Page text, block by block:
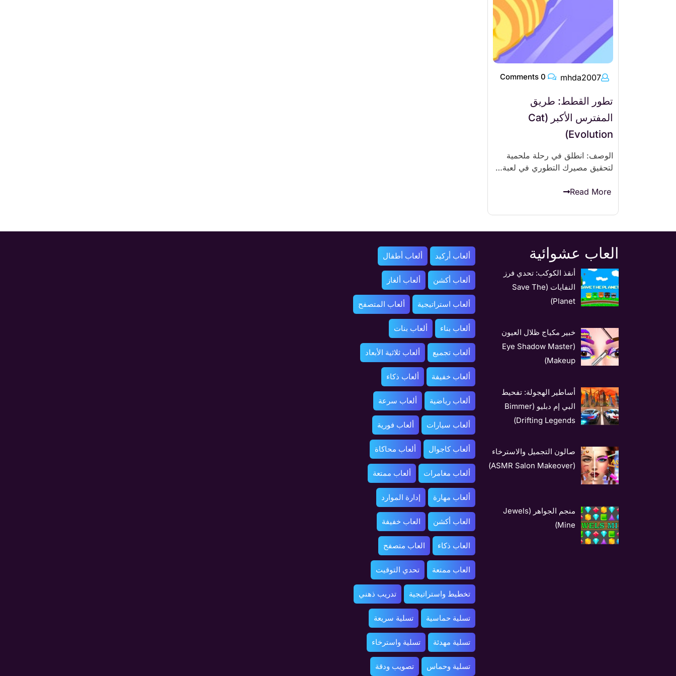
mhda2007
تطور القطط: طريق
المفترس الأكبر (Cat
Evolution)
الوصف: انطلق في رحلة ملحمية
لتحقيق مصيرك التطوري في لعبة…
Read More
العاب عشوائية
أنقذ الكوكب: تحدي فرز
النفايات (Save The
Planet)
خبير مكياج ظلال العيون
(Eye Shadow Master
Makeup)
أساطير الهجولة: تفحيط
البي إم دبليو (Bimmer
Drifting Legends)
صالون التجميل والاسترخاء
(ASMR Salon Makeover)
منجم الجواهر (Jewels
Mine)
ألعاب أركيد ألعاب أطفال
ألعاب أكشن ألعاب ألغاز
ألعاب استراتيجية ألعاب المتصفح
ألعاب بناء ألعاب بنات
ألعاب تجميع ألعاب ثلاثية الأبعاد
ألعاب خفيفة ألعاب ذكاء
ألعاب رياضية ألعاب سرعة
ألعاب سيارات ألعاب فورية
ألعاب كاجوال ألعاب محاكاة
ألعاب مغامرات ألعاب ممتعة
ألعاب مهارة إدارة الموارد
العاب أكشن العاب خفيفة
العاب ذكاء العاب متصفح
العاب ممتعة تحدي التوقيت
تخطيط واستراتيجية تدريب ذهني
تسلية حماسية تسلية سريعة
تسلية مهدئة تسلية واسترخاء
تسلية وحماس تصويب ودقة